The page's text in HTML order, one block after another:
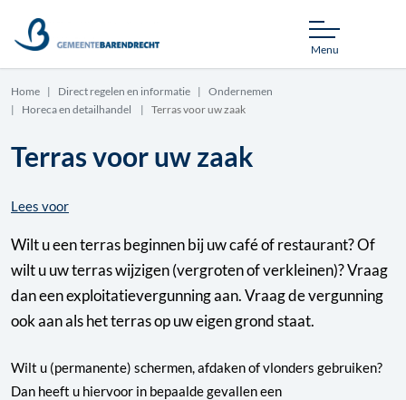
Menu
Home Direct regelen en informatie
Ondernemen
Horeca en detailhandel
Terras voor uw zaak
Terras voor uw zaak
Lees voor
Wilt u een terras beginnen bij uw café of restaurant? Of
wilt u uw terras wijzigen (vergroten of verkleinen)? Vraag
dan een exploitatievergunning aan. Vraag de vergunning
ook aan als het terras op uw eigen grond staat.
Wilt u (permanente) schermen, afdaken of vlonders gebruiken?
Dan heeft u hiervoor in bepaalde gevallen een